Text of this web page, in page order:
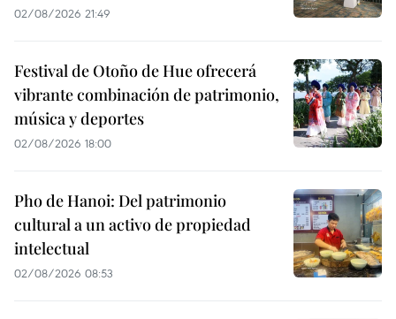
02/08/2026 21:49
Festival de Otoño de Hue ofrecerá
vibrante combinación de patrimonio,
música y deportes
02/08/2026 18:00
Pho de Hanoi: Del patrimonio
cultural a un activo de propiedad
intelectual
02/08/2026 08:53